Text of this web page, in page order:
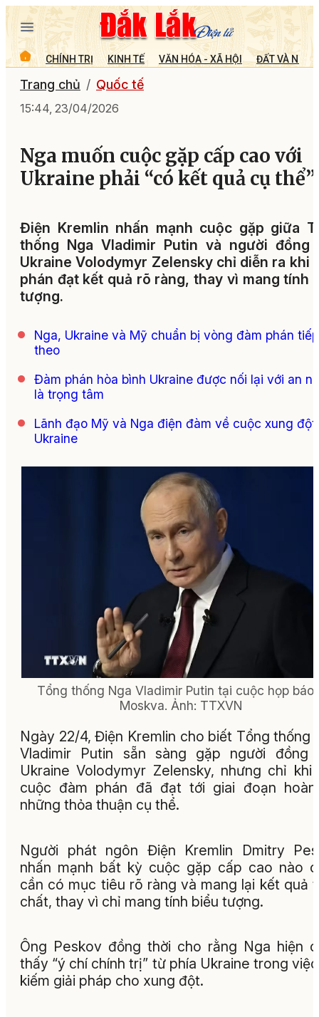
CHÍNH TRỊ KINH TẾ VĂN HÓA - XÃ HỘI ĐẤT VÀ
Trang chủ Quốc tế
15:44, 23/04/2026
Nga muốn cuộc gặp cấp cao với
Ukraine phải “có kết quả cụ thể”
Điện Kremlin nhấn mạnh cuộc gặp giữa
thống Nga Vladimir Putin và người đồng
Ukraine Volodymyr Zelensky chỉ diễn ra khi
phán đạt kết quả rõ ràng, thay vì mang tính
tượng.
Nga, Ukraine và Mỹ chuẩn bị vòng đàm phán tiếp
theo
Đàm phán hòa bình Ukraine được nối lại với an
là trọng tâm
Lãnh đạo Mỹ và Nga điện đàm về cuộc xung đột
Ukraine
Tổng thống Nga Vladimir Putin tại cuộc họp báo
Moskva. Ảnh: TTXVN
Ngày 22/4, Điện Kremlin cho biết Tổng thống
Vladimir Putin sẵn sàng gặp người đồng
Ukraine Volodymyr Zelensky, nhưng chỉ khi
cuộc đàm phán đã đạt tới giai đoạn
những thỏa thuận cụ thể.
Người phát ngôn Điện Kremlin Dmitry
nhấn mạnh bất kỳ cuộc gặp cấp cao nào
cần có mục tiêu rõ ràng và mang lại kết quả
chất, thay vì chỉ mang tính biểu tượng.
Ông Peskov đồng thời cho rằng Nga hiện
thấy “ý chí chính trị” từ phía Ukraine trong
kiếm giải pháp cho xung đột.